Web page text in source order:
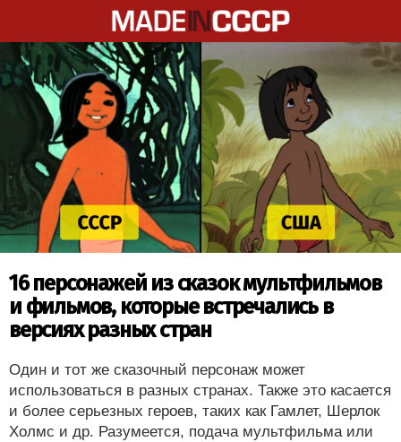
16 персонажей из сказок мультфильмов
и фильмов, которые встречались в
версиях разных стран
Один и тот же сказочный персонаж может
использоваться в разных странах. Также это касается
и более серьезных героев, таких как Гамлет, Шерлок
Холмс и др. Разумеется, подача мультфильма или